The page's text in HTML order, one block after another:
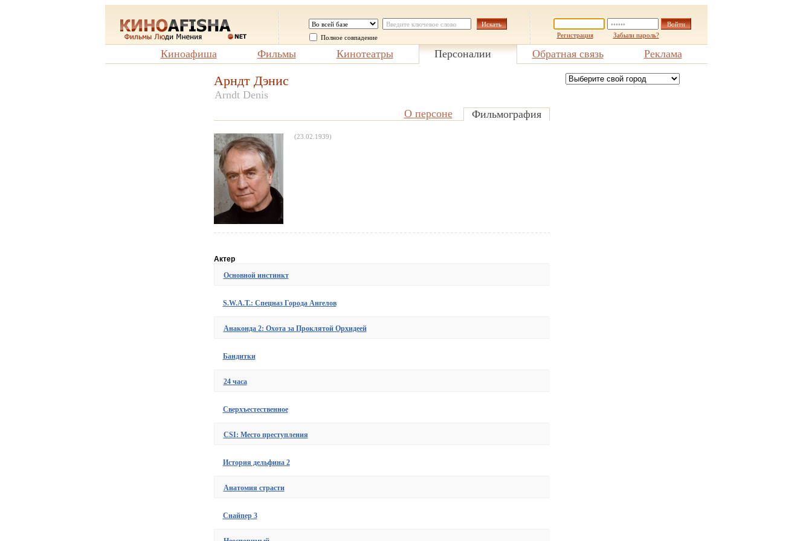
Полное совпадение Регистрация Забыли пароль?
Киноафиша Фильмы Кинотеатры Персоналии Обратная связь Реклама
Арндт Дэнис
Arndt Denis
О персоне
Фильмография
(23.02.1939)
Актер
Основной инстинкт
S.W.A.T.: Спецназ Города Ангелов
Анаконда 2: Охота за Проклятой Орхидеей
Бандитки
24 часа
Сверхъестественное
CSI: Место преступления
История дельфина 2
Анатомия страсти
Снайпер 3